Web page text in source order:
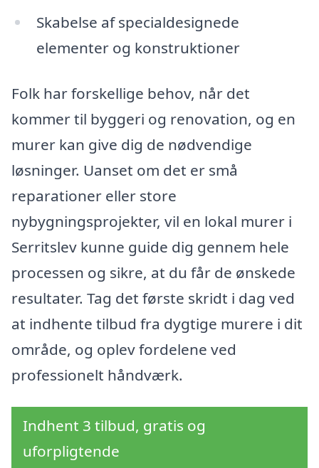
Skabelse af specialdesignede
elementer og konstruktioner
Folk har forskellige behov, når det
kommer til byggeri og renovation, og en
murer kan give dig de nødvendige
løsninger. Uanset om det er små
reparationer eller store
nybygningsprojekter, vil en lokal murer i
Serritslev kunne guide dig gennem hele
processen og sikre, at du får de ønskede
resultater. Tag det første skridt i dag ved
at indhente tilbud fra dygtige murere i dit
område, og oplev fordelene ved
professionelt håndværk.
Indhent 3 tilbud, gratis og
uforpligtende